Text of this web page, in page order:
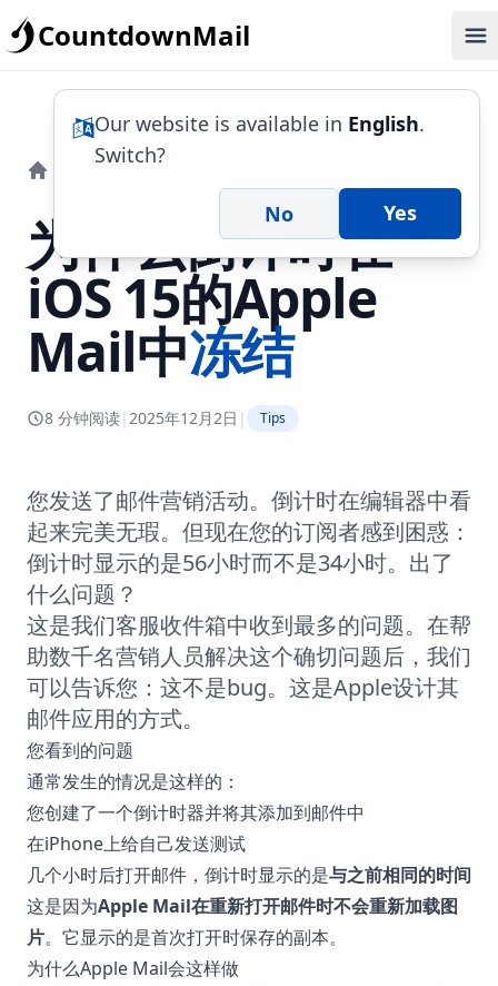
CountdownMail
Our website is available in English.
Switch?
No Yes
为什么倒计时在
iOS 15的Apple
Mail中冻结
8 分钟阅读| 2025年12月2日 | Tips
您发送了邮件营销活动。倒计时在编辑器中看
起来完美无瑕。但现在您的订阅者感到困惑：
倒计时显示的是56小时而不是34小时。出了
什么问题？
这是我们客服收件箱中收到最多的问题。在帮
助数千名营销人员解决这个确切问题后，我们
可以告诉您：这不是bug。这是Apple设计其
邮件应用的方式。
您看到的问题
通常发生的情况是这样的：
您创建了一个倒计时器并将其添加到邮件中
在iPhone上给自己发送测试
几个小时后打开邮件，倒计时显示的是与之前相同的时间
这是因为Apple Mail在重新打开邮件时不会重新加载图
片。它显示的是首次打开时保存的副本。
为什么Apple Mail会这样做